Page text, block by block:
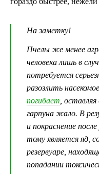
На заметку!
Пчелы же менее
человека лишь в
потребуется
разозлить
погибает ,
гарпуна жало. В
и покраснение
тому является яд,
резервуаре,
попадании